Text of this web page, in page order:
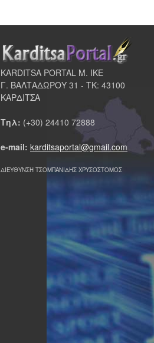
KARDITSA PORTAL Μ. ΙΚΕ
Γ. ΒΑΛΤΑΔΩΡΟΥ 31 - ΤΚ: 43100
ΚΑΡΔΙΤΣΑ
Τηλ: (+30) 24410 72888
e-mail: karditsaportal@gmail.com
ΔΙΕΥΘΥΝΣΗ ΤΣΟΜΠΑΝΙΔΗΣ ΧΡΥΣΟΣΤΟΜΟΣ